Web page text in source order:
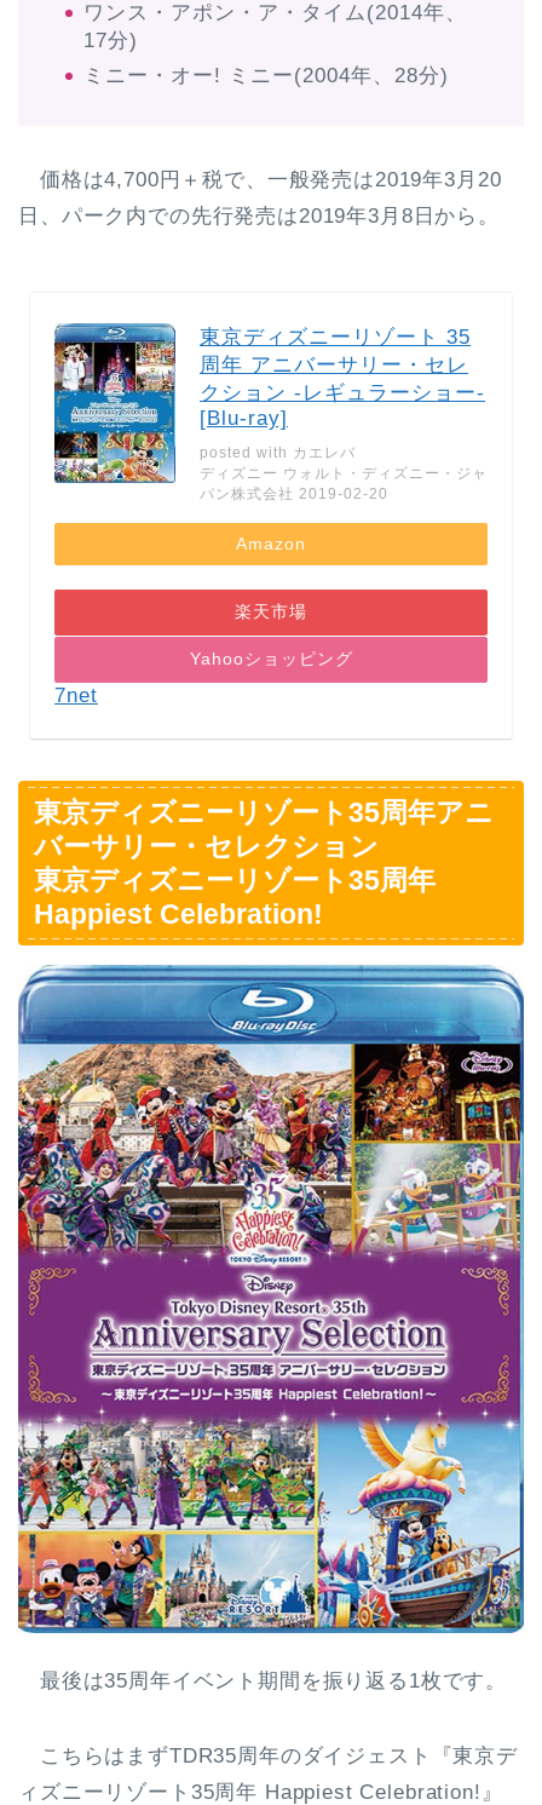
ワンス・アポン・ア・タイム(2014年、
17分)
ミニー・オー! ミニー(2004年、28分)
価格は4,700円＋税で、一般発売は2019年3月20
日、パーク内での先行発売は2019年3月8日から。
東京ディズニーリゾート 35
周年 アニバーサリー・セレ
クション -レギュラーショー-
[Blu-ray]
posted with カエレバ
ディズニー ウォルト・ディズニー・ジャ
パン株式会社 2019-02-20
Amazon
楽天市場
Yahooショッピング
7net
東京ディズニーリゾート35周年アニ
バーサリー・セレクション
東京ディズニーリゾート35周年
Happiest Celebration!
最後は35周年イベント期間を振り返る1枚です。
こちらはまずTDR35周年のダイジェスト『東京デ
ィズニーリゾート35周年 Happiest Celebration!』